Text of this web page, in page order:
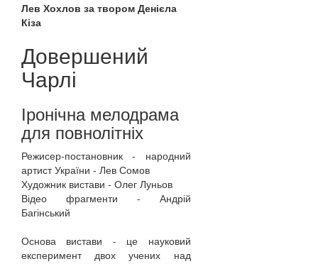
Лев Хохлов за твором Денієла
Кіза
Довершений
Чарлі
Іронічна мелодрама
для повнолітніх
Режисер-постановник - народний
артист України - Лев Сомов
Художник вистави - Олег Луньов
Відео фрагменти - Андрій
Багінський
Основа вистави - це науковий
експеримент двох учених над